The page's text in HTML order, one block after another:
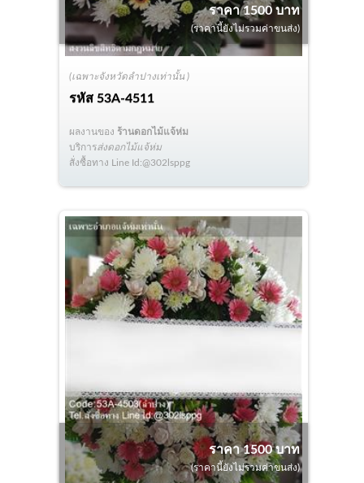
(เฉพาะจังหวัดลำปางเท่านั้น )
รหัส53A-4511
ราคา 1500 บาท
(ราคานี้ยังไม่รวมค่าขนส่ง)
ผลงานของ ร้านดอกไม้แจ้ห่ม
บริการส่งดอกไม้แจ้ห่ม
สั่งซื้อทาง Line Id:@302lsppg
ราคา 1500 บาท
(ราคานี้ยังไม่รวมค่าขนส่ง)